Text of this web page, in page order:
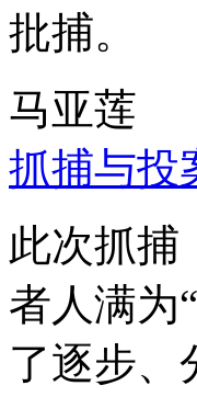
批捕。
马亚莲
抓捕与投
此次抓捕
者人满为
了逐步、